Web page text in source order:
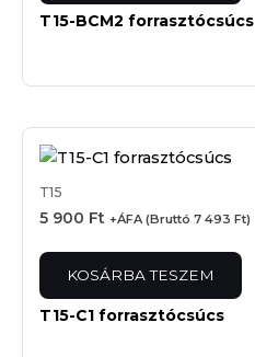
T15-BCM2 forrasztócsúcs
T15
5 900 Ft +ÁFA (Bruttó 7 493 Ft)
KOSÁRBA TESZEM
T15-C1 forrasztócsúcs